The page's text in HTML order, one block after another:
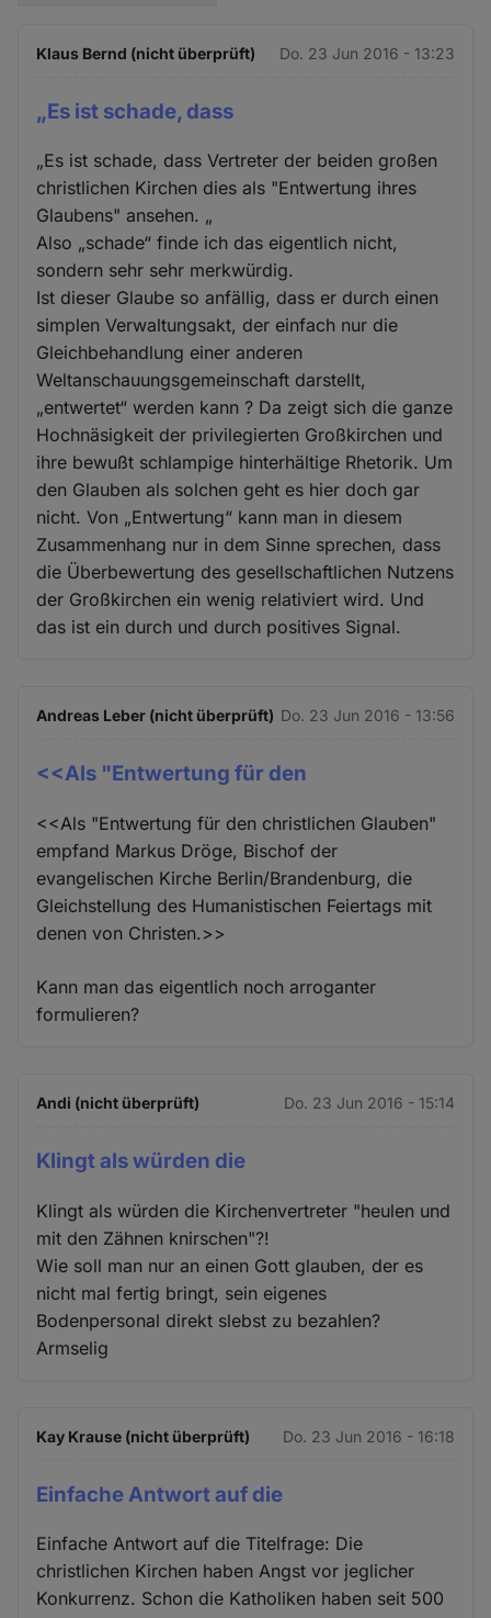
Klaus Bernd (nicht überprüft) Do. 23 Jun 2016 - 13:23
„Es ist schade, dass
„Es ist schade, dass Vertreter der beiden großen
christlichen Kirchen dies als "Entwertung ihres
Glaubens" ansehen. „
Also „schade“ finde ich das eigentlich nicht,
sondern sehr sehr merkwürdig.
Ist dieser Glaube so anfällig, dass er durch einen
simplen Verwaltungsakt, der einfach nur die
Gleichbehandlung einer anderen
Weltanschauungsgemeinschaft darstellt,
„entwertet“ werden kann ? Da zeigt sich die ganze
Hochnäsigkeit der privilegierten Großkirchen und
ihre bewußt schlampige hinterhältige Rhetorik. Um
den Glauben als solchen geht es hier doch gar
nicht. Von „Entwertung“ kann man in diesem
Zusammenhang nur in dem Sinne sprechen, dass
die Überbewertung des gesellschaftlichen Nutzens
der Großkirchen ein wenig relativiert wird. Und
das ist ein durch und durch positives Signal.
Andreas Leber (nicht überprüft) Do. 23 Jun 2016 - 13:56
<<Als "Entwertung für den
<<Als "Entwertung für den christlichen Glauben"
empfand Markus Dröge, Bischof der
evangelischen Kirche Berlin/Brandenburg, die
Gleichstellung des Humanistischen Feiertags mit
denen von Christen.>>
Kann man das eigentlich noch arroganter
formulieren?
Andi (nicht überprüft) Do. 23 Jun 2016 - 15:14
Klingt als würden die
Klingt als würden die Kirchenvertreter "heulen und
mit den Zähnen knirschen"?!
Wie soll man nur an einen Gott glauben, der es
nicht mal fertig bringt, sein eigenes
Bodenpersonal direkt slebst zu bezahlen?
Armselig
Kay Krause (nicht überprüft) Do. 23 Jun 2016 - 16:18
Einfache Antwort auf die
Einfache Antwort auf die Titelfrage: Die
christlichen Kirchen haben Angst vor jeglicher
Konkurrenz. Schon die Katholiken haben seit 500